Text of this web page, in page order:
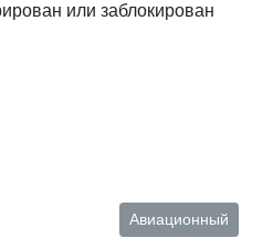
или заблокирован
Авиационный